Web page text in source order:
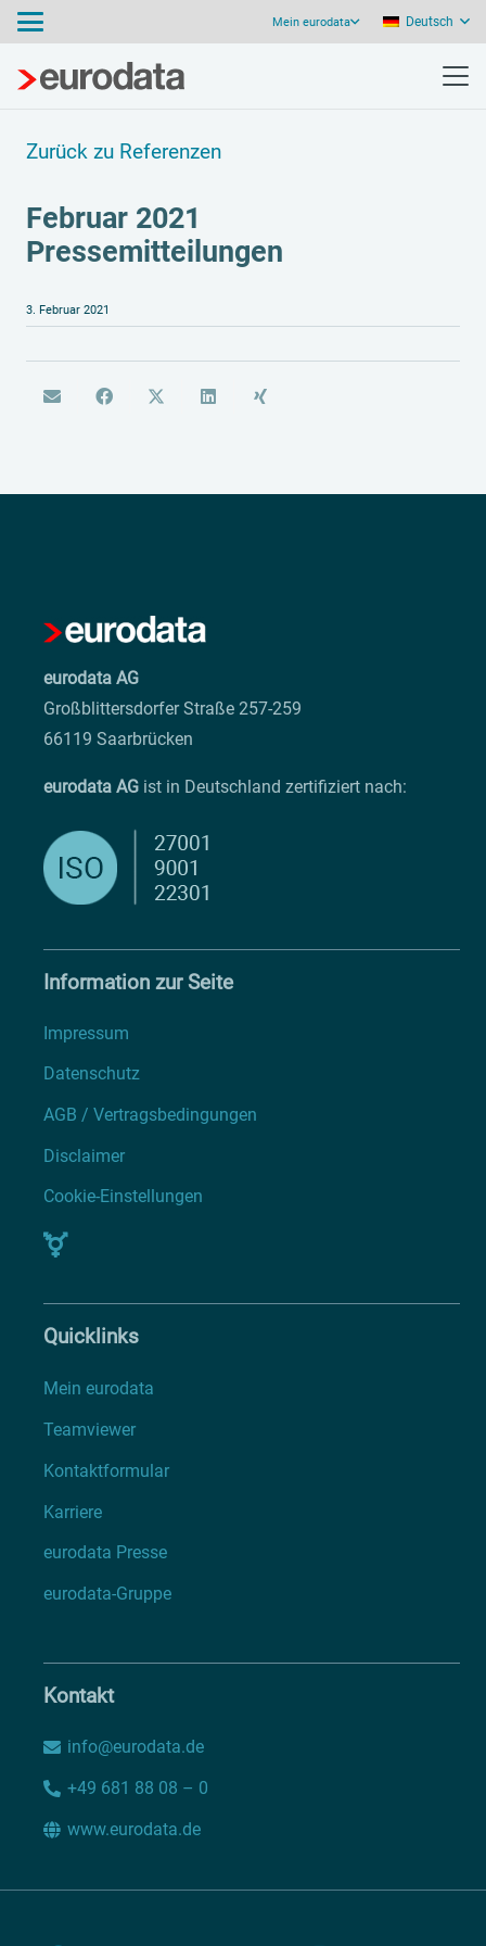
Mein eurodata Deutsch
Zurück zu Referenzen
Februar 2021
Pressemitteilungen
3. Februar 2021
eurodata AG
Großblittersdorfer Straße 257-259
66119 Saarbrücken
eurodata AG ist in Deutschland zertifiziert nach:
Information zur Seite
Impressum
Datenschutz
AGB / Vertragsbedingungen
Disclaimer
Cookie-Einstellungen
Quicklinks
Mein eurodata
Teamviewer
Kontaktformular
Karriere
eurodata Presse
eurodata-Gruppe
Kontakt
info@eurodata.de
+49 681 88 08 – 0
www.eurodata.de